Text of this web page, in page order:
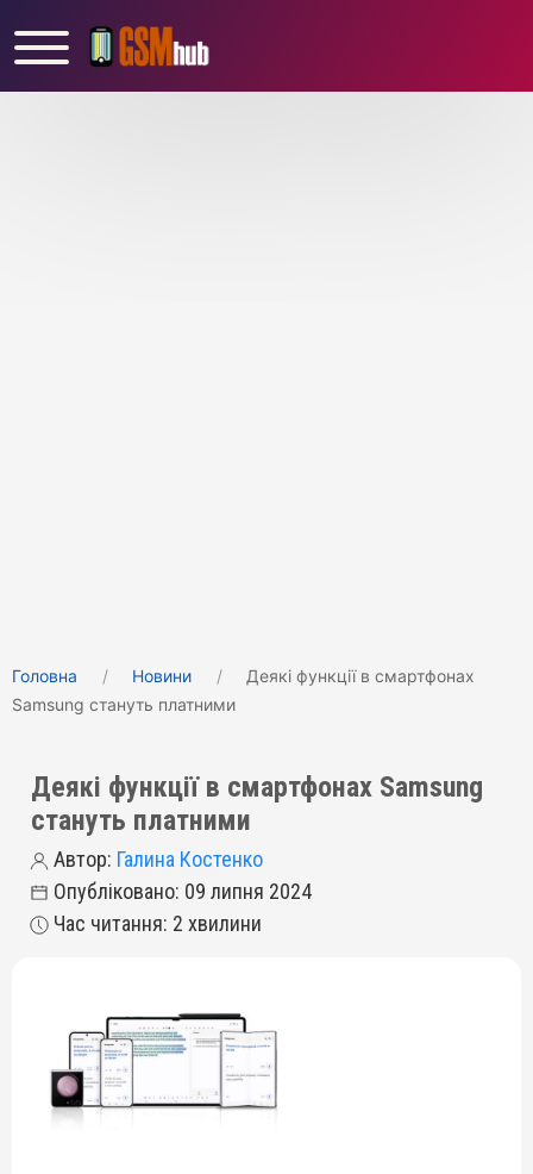
Головна Новини
Деякі функції в смартфонах
Samsung стануть платними
Деякі функції в смартфонах Samsung
стануть платними
Автор: Галина Костенко
Опубліковано: 09 липня 2024
Час читання: 2 хвилини